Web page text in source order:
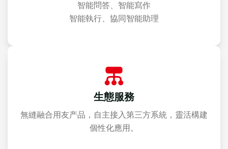
智能問答、智能寫作
智能執行、協同智能助理
生態服務
無縫融合用友产品，自主接入第三方系統，靈活構建
個性化應用。